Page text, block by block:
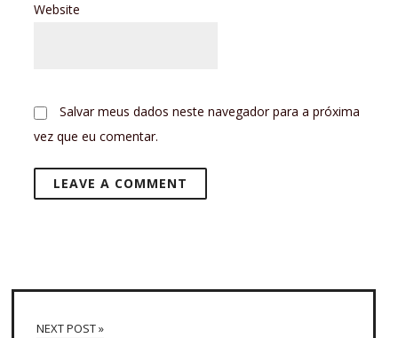
Website
Salvar meus dados neste navegador para a próxima
vez que eu comentar.
NEXT POST »